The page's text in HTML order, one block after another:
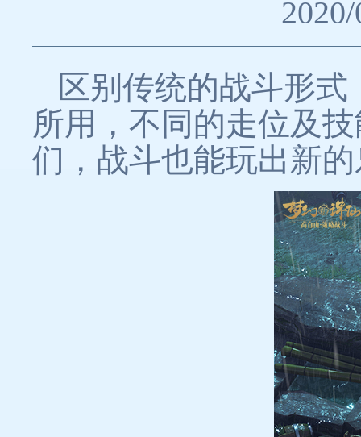
区别传统的战斗形
所用，不同的走位及
们，战斗也能玩出新